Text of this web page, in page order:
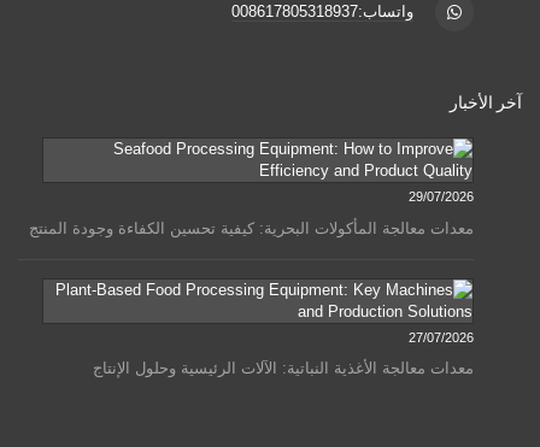
واتساب:008617805318937
آخر الأخبار
29/07/2026
معدات معالجة المأكولات البحرية: كيفية تحسين الكفاءة وجودة المنتج
27/07/2026
معدات معالجة الأغذية النباتية: الآلات الرئيسية وحلول الإنتاج